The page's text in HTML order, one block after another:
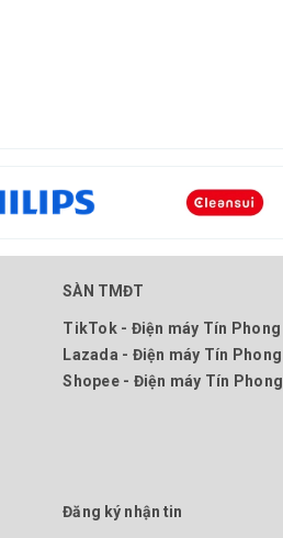
SÀN TMĐT
TikTok - Điện máy Tín Phong
Lazada - Điện máy Tín Phong
Shopee - Điện máy Tín Phong
Đăng ký nhận tin